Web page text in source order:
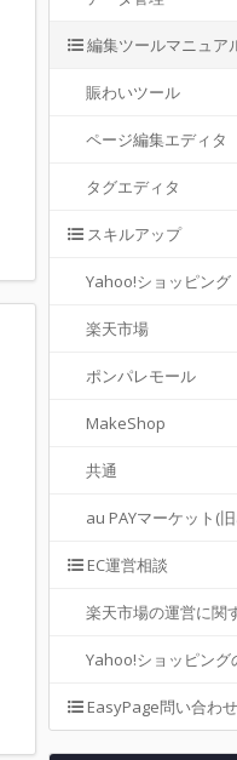
編集ツールマニュア
賑わいツール
ページ編集エディタ
タグエディタ
スキルアップ
Yahoo!ショッピング
楽天市場
ポンパレモール
MakeShop
共通
au PAYマーケット(
EC運営相談
楽天市場の運営に関
Yahoo!ショッピング
EasyPage問い合わ